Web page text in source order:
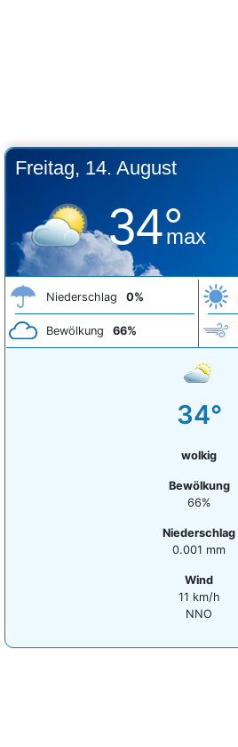
Freitag, 14. August
34°
max
Niederschlag 0%
Bewölkung 66%
34°
wolkig
Bewölkung
66%
Niederschlag
0.001 mm
Wind
11 km/h
NNO